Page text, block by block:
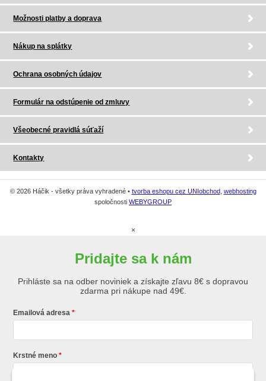
Možnosti platby a doprava
Nákup na splátky
Ochrana osobných údajov
Formulár na odstúpenie od zmluvy
Všeobecné pravidlá súťaží
Kontakty
© 2026 Háčik - všetky práva vyhradené • tvorba eshopu cez UNIobchod, webhosting
spoločnosti WEBYGROUP
×
Pridajte sa k nám
Prihláste sa na odber noviniek a získajte zľavu 8€ s dopravou
zdarma pri nákupe nad 49€.
Emailová adresa
Krstné meno